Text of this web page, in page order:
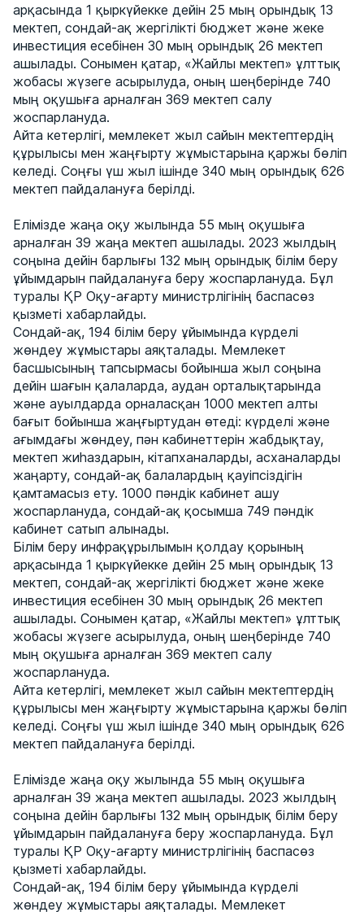
арқасында 1 қыркүйекке дейін 25 мың орындық 13
мектеп, сондай-ақ жергілікті бюджет және жеке
инвестиция есебінен 30 мың орындық 26 мектеп
ашылады. Сонымен қатар, «Жайлы мектеп» ұлттық
жобасы жүзеге асырылуда, оның шеңберінде 740
мың оқушыға арналған 369 мектеп салу
жоспарлануда.
Айта кетерлігі, мемлекет жыл сайын мектептердің
құрылысы мен жаңғырту жұмыстарына қаржы бөліп
келеді. Соңғы үш жыл ішінде 340 мың орындық 626
мектеп пайдалануға берілді.
Елімізде жаңа оқу жылында 55 мың оқушыға
арналған 39 жаңа мектеп ашылады. 2023 жылдың
соңына дейін барлығы 132 мың орындық білім беру
ұйымдарын пайдалануға беру жоспарлануда. Бұл
туралы ҚР Оқу-ағарту министрлігінің баспасөз
қызметі хабарлайды.
Сондай-ақ, 194 білім беру ұйымында күрделі
жөндеу жұмыстары аяқталады. Мемлекет
басшысының тапсырмасы бойынша жыл соңына
дейін шағын қалаларда, аудан орталықтарында
және ауылдарда орналасқан 1000 мектеп алты
бағыт бойынша жаңғыртудан өтеді: күрделі және
ағымдағы жөндеу, пән кабинеттерін жабдықтау,
мектеп жиһаздарын, кітапханаларды, асханаларды
жаңарту, сондай-ақ балалардың қауіпсіздігін
қамтамасыз ету. 1000 пәндік кабинет ашу
жоспарлануда, сондай-ақ қосымша 749 пәндік
кабинет сатып алынады.
Білім беру инфрақұрылымын қолдау қорының
арқасында 1 қыркүйекке дейін 25 мың орындық 13
мектеп, сондай-ақ жергілікті бюджет және жеке
инвестиция есебінен 30 мың орындық 26 мектеп
ашылады. Сонымен қатар, «Жайлы мектеп» ұлттық
жобасы жүзеге асырылуда, оның шеңберінде 740
мың оқушыға арналған 369 мектеп салу
жоспарлануда.
Айта кетерлігі, мемлекет жыл сайын мектептердің
құрылысы мен жаңғырту жұмыстарына қаржы бөліп
келеді. Соңғы үш жыл ішінде 340 мың орындық 626
мектеп пайдалануға берілді.
Елімізде жаңа оқу жылында 55 мың оқушыға
арналған 39 жаңа мектеп ашылады. 2023 жылдың
соңына дейін барлығы 132 мың орындық білім беру
ұйымдарын пайдалануға беру жоспарлануда. Бұл
туралы ҚР Оқу-ағарту министрлігінің баспасөз
қызметі хабарлайды.
Сондай-ақ, 194 білім беру ұйымында күрделі
жөндеу жұмыстары аяқталады. Мемлекет